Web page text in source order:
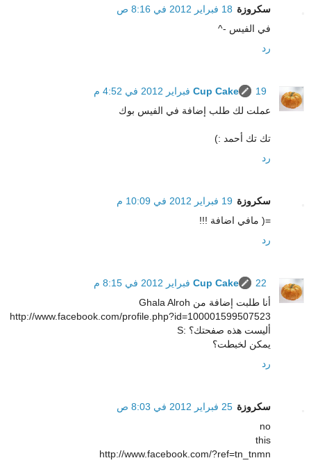
سكروزة 18 فبراير 2012 في 8:16 ص
في الفيس -^
رد
Cup Cake
19 فبراير 2012 في 4:52 م
عملت لك طلب إضافة في الفيس بوك
تك تك أحمد :)
رد
سكروزة 19 فبراير 2012 في 10:09 م
=( مافي اضافة !!!
رد
Cup Cake
22 فبراير 2012 في 8:15 م
أنا طلبت إضافة من Ghala Alroh
http://www.facebook.com/profile.php?id=100001599507523
أليست هذه صفحتك؟ :S
يمكن لخبطت؟
رد
سكروزة 25 فبراير 2012 في 8:03 ص
no
this
http://www.facebook.com/?ref=tn_tnmn